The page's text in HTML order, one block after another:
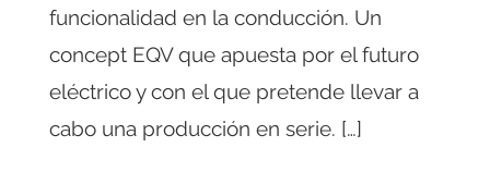
funcionalidad en la conducción. Un
concept EQV que apuesta por el futuro
eléctrico y con el que pretende llevar a
cabo una producción en serie. […]